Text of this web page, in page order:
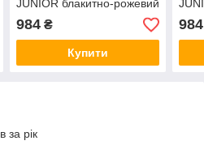
JUNIOR блакитно-рожевий
лінзи прозорі
(EP3194302LC)
984₴
Купити
984
за рік